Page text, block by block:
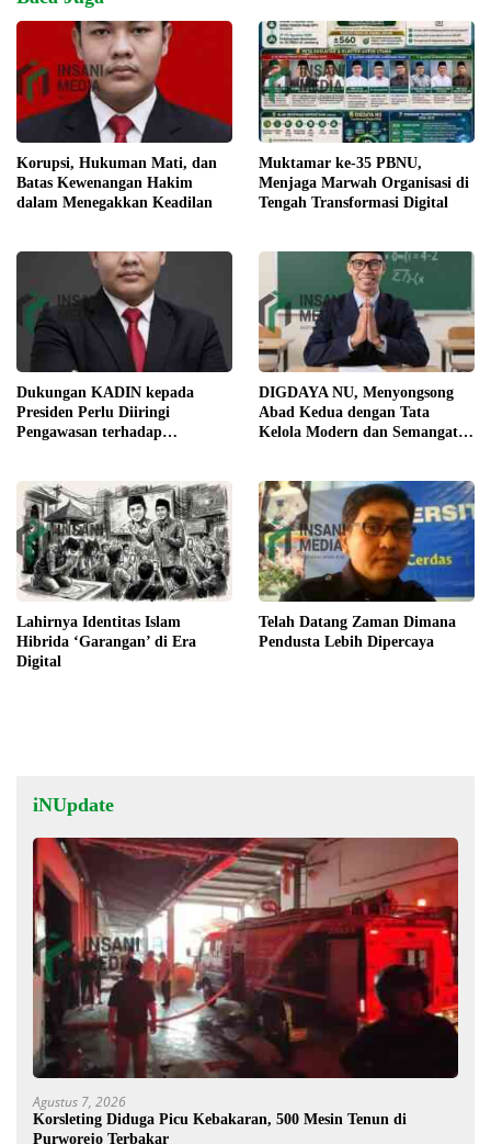
Korupsi, Hukuman Mati, dan
Batas Kewenangan Hakim
dalam Menegakkan Keadilan
Muktamar ke-35 PBNU,
Menjaga Marwah Organisasi di
Tengah Transformasi Digital
Dukungan KADIN kepada
Presiden Perlu Diiringi
Pengawasan terhadap
DIGDAYA NU, Menyongsong
Abad Kedua dengan Tata
Kelola Modern dan Semangat
Lahirnya Identitas Islam
Hibrida ‘Garangan’ di Era
Digital
Telah Datang Zaman Dimana
Pendusta Lebih Dipercaya
iNUpdate
Agustus 7, 2026
Korsleting Diduga Picu Kebakaran, 500 Mesin Tenun di
Purworejo Terbakar